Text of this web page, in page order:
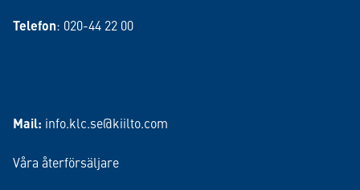
Telefon: 020-44 22 00
Mail: info.klc.se@kiilto.com
Våra återförsäljare